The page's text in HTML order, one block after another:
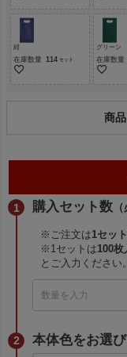
紺
在庫数量 114
グリーン
在庫数量
商
購入セット数
※ご注文は1セッ
※1セットは100枚
とご入力ください。
本体色をお選